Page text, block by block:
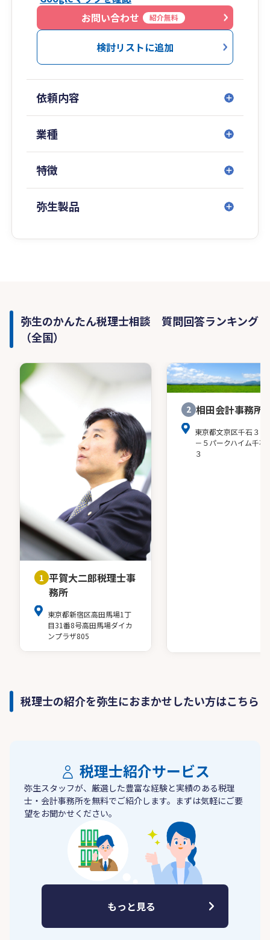
事業会社での経理、管理会計、税務調査対応等の
経験から、
皆様の目的・ニーズに合わせた税務サービスを提
供することが可能です。
善のサービスを提供させていただきます。
お問い合わせ
紹介無料
検討リストに追加
依頼内容
業種
特徴
弥生製品
弥生のかんたん税理士相談 質問回答ランキング
（全国）
1 平賀大二郎税理士事
務所
東京都新宿区高田馬場1丁
目31番8号高田馬場ダイカ
ンプラザ805
2 相田会計事務所
東京都文京区千石３－
－５パークハイム千石
３
税理士の紹介を弥生におまかせしたい方はこちら
税理士紹介サービス
弥生スタッフが、厳選した豊富な経験と実績のある税理
士・会計事務所を無料でご紹介します。まずは気軽にご要
望をお聞かせください。
もっと見る